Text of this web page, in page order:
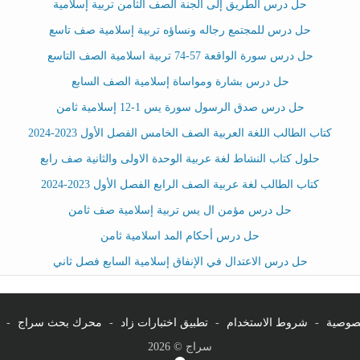
حل درس الطريق إلى الجنة الصف الثامن تربية إسلامية
حل درس للمجتمع رجاله ونساؤه تربية إسلامية صف تاسع
حل درس سورة الواقعة 57-74 تربية اسلامية الصف التاسع
حل درس بشارة ومواساة إسلامية الصف السابع
حل درس صدق الرسول سورة يس 1-12 إسلامية ثامن
كتاب الطالب اللغة العربية الصف الخامس الفصل الأول 2023-2024
حلول كتاب النشاط لغة عربية الوحدة الاولى والثانية صف رابع
كتاب الطالب لغة عربية الصف الرابع الفصل الأول 2023-2024
حل درس مؤمن ال يس تربية إسلامية صف ثامن
حل درس أحكام المد اسلامية ثامن
حل درس الاعتدال في الإنفاق إسلامية السابع فصل ثاني
- شروط الاستخدام - تطبيق اختبارات زاد - محرك بحث سراج -
سراج © 2026